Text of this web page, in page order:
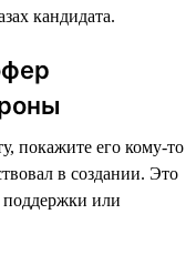
кандидата.
покажите его кому-то
в создании. Это
поддержки или